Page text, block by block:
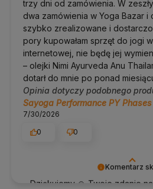
Poliuretan, czego się
Na wierzchu z PU widać ślady
kropla kremu czy oliwki
na przyczepność.
Kolory nadruku są bardziej
produktowych, które są
Klientki najczęściej oceniają to
Wysoka jakość
certyfikacyjnego SGS. Potwierdza on,
krajowe i międzynarodowe normy
substancji.
Komentarz
Dziękujemy 🙏 Twoje zdanie
trzy dni od zamówienia. W
dwa zamówienia w Yoga Bazar i
szybko zrealizowane i
pory kupowałam sprzęt do jogi
internetowej, nie będę jej
– olejki Nimi Ayurveda Anu
dotarł do mnie po ponad
Opinia dotyczy podobnego
Sayoga Performance PY
7/30/2026
0
0